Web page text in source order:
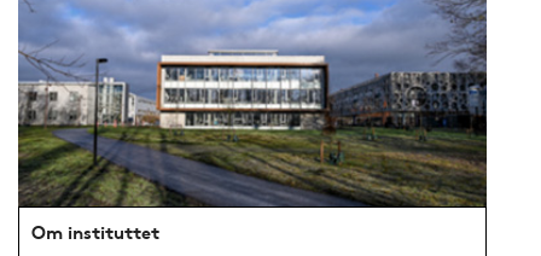
Om instituttet